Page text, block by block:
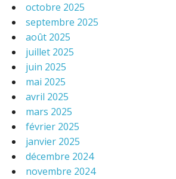
octobre 2025
septembre 2025
août 2025
juillet 2025
juin 2025
mai 2025
avril 2025
mars 2025
février 2025
janvier 2025
décembre 2024
novembre 2024